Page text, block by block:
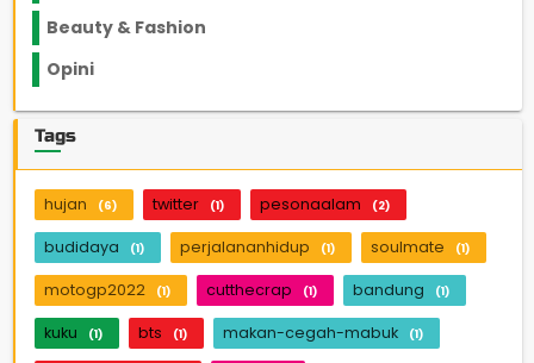
Beauty & Fashion
Opini
Tags
hujan (6) twitter (1) pesonaalam (2)
budidaya (1) perjalananhidup (1) soulmate (1)
motogp2022 (1) cutthecrap (1) bandung (1)
kuku (1) bts (1) makan-cegah-mabuk (1)